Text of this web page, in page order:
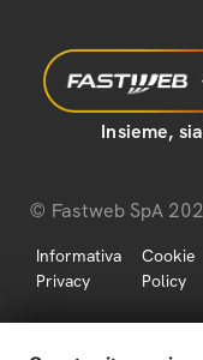
Insieme,
© Fastweb SpA
Informativa
Privacy
Cookie
Policy